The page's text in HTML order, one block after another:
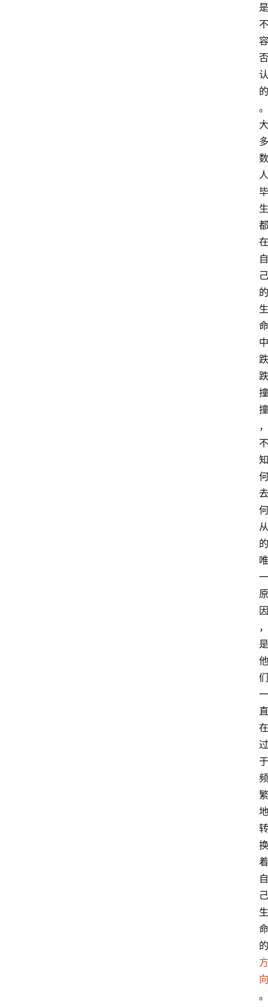
是
不
容
否
认
的
。
大
多
数
人
毕
生
都
在
自
己
的
生
命
中
跌
跌
撞
撞
，
不
知
何
去
何
从
的
唯
一
原
因
，
是
他
们
一
直
在
过
于
频
繁
地
转
换
着
自
己
生
命
的
方
向
。